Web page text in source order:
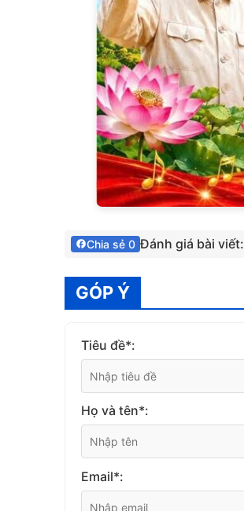
Chia sẻ 0 Đánh giá bài viết:
GÓP Ý
Tiêu đề*:
Họ và tên*:
Email*: